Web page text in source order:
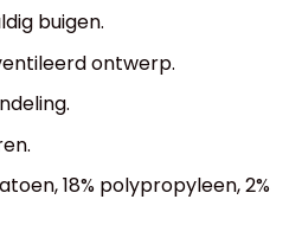
buigen.
ontwerp.
18% polypropyleen, 2%